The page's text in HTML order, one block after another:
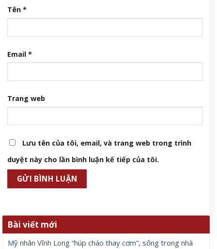
Tên *
Email *
Trang web
Lưu tên của tôi, email, và trang web trong trình
duyệt này cho lần bình luận kế tiếp của tôi.
Bài viết mới
Mỹ nhân Vĩnh Long “húp cháo thay cơm”, sống trong nhà